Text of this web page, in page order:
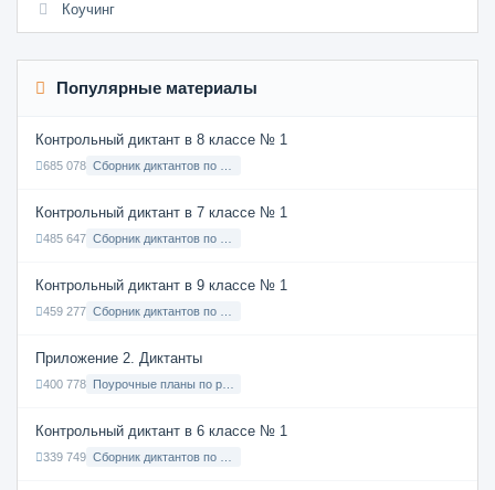
Коучинг
Популярные материалы
Контрольный диктант в 8 классе № 1
685 078
Контрольный диктант в 7 классе № 1
485 647
Контрольный диктант в 9 классе № 1
459 277
Приложение 2. Диктанты
400 778
Контрольный диктант в 6 классе № 1
339 749